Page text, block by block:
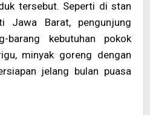
tersebut. Seperti di stan
Jawa Barat, pengunjung
barang kebutuhan pokok
minyak goreng dengan
jelang bulan puasa